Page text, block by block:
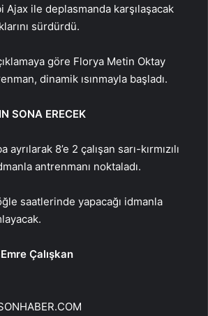
Ajax ile deplasmanda karşılaşacak
sürdürdü.
göre Florya Metin Oktay
dinamik ısınmayla başladı.
SONA ERECEK
8’e 2 çalışan sarı-kırmızılı
antrenmanı noktaladı.
saatlerinde yapacağı idmanla
Emre Çalışkan